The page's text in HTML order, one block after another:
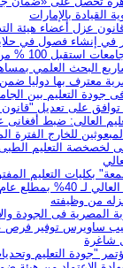
القيادة بالإمارات
عزل أعضاء هيئة
في إنشاء فصول في
100 % من طلابه
جودة التعليم بين
توافق على تعديل
العالى: ضبط أفغانى
للخارج الفترة
لخصخصة التعليم الطبى
بكليات التعليم
نماذج جديدة
من وظيفته
فى الجودة
ساويرس توفير فرص
شاغرة
"جودة التعليم